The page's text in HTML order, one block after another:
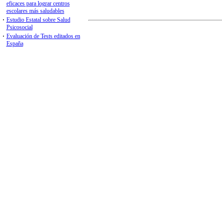
El Diploma Germain
Libro Ética y Deontología